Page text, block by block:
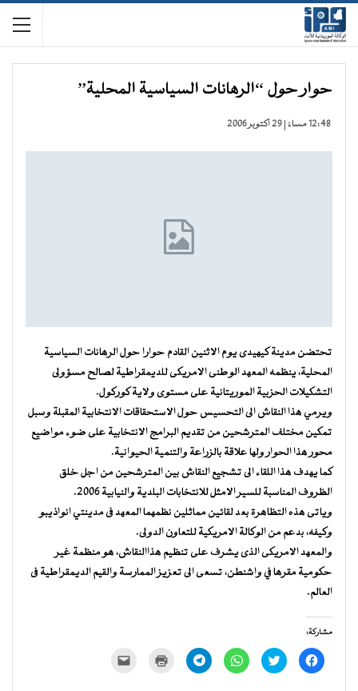
حوار حول “الرهانات السياسية المحلية”
12:48 مساءً | 29 أكتوبر 2006
تحتضن مدينة كيهيدى يوم الاثنين القادم حوارا حول الرهانات السياسية
المحلية، ينظمه المعهد الوطنى الامريكى للديمقراطية لصالح مسؤولى
التشكيلات الحزبية الموريتانية على مستوى ولاية كوركول.
ويرمي هذا النقاش الى التحسيس حول الاستحقاقات الانتخابية المقبلة وسبل
تمكين مختلف المترشحين من تقديم البرامج الانتخابية على ضوء مواضيع
محور هذا الحوار ولها علاقة بالزراعة والتنمية الحيوانية.
كما يهدف هذا اللقاء الى تشجيع النقاش بين المترشحين من اجل خلق
الظروف المناسبة للسير الامثل للانتخابات البلدية والنيابية 2006.
وياتى هذه التظاهرة بعد لقائين مماثلين نظمهما المعهد فى مدينتي انواذيبو
وكيفه، بدعم من الوكالة الامريكية للتعاون الدولى.
والمعهد الامريكى الذى يشرف على تنظيم هذاالنقاش، هو منظمة غير
حكومية مقرها في واشنطن، تسعى الى تعزيز الممارسة والقيم الديمقراطية فى
العالم.
مشاركة:
انقر
للمشاركة
اضغط
للمشاركة
انقر
للمشاركة
انقر
للمشاركة للطباعة